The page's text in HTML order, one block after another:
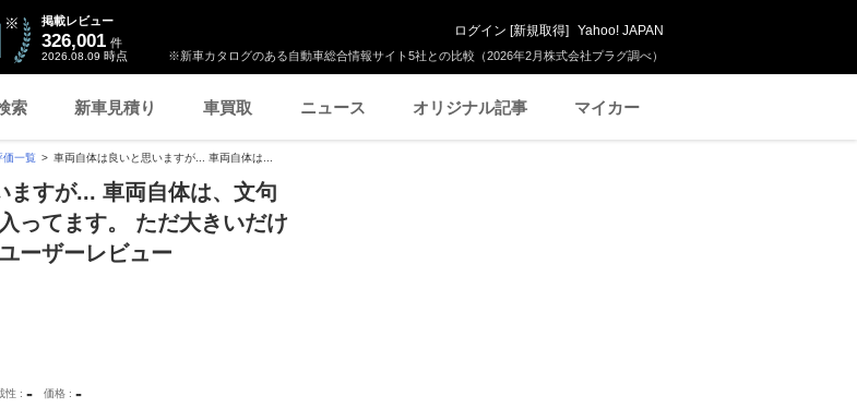
※新車カタログのある自動車総合情報サイト5社との比較（2026年2月株式会社プラグ調べ）
掲載レビュー
326,001 件
2026.08.09 時点
ログイン [新規取得] Yahoo! JAPAN
索 新車見積り 車買取 ニュース オリジナル記事 マイカー
価一覧 車両自体は良いと思いますが... 車両自体は...
ますが... 車両自体は、文句
ってます。 ただ大きいだけ
ーザーレビュー
性 - 価格 -